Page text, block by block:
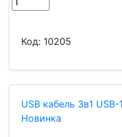
Код: 10205
USB кабель 3в1
Новинка